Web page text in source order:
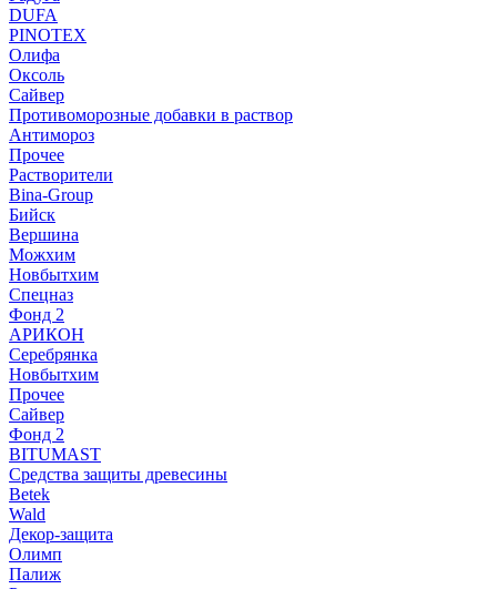
DUFA
PINOTEX
Олифа
Оксоль
Сайвер
Противоморозные добавки в раствор
Антимороз
Прочее
Растворители
Bina-Group
Бийск
Вершина
Можхим
Новбытхим
Спецназ
Фонд 2
АРИКОН
Серебрянка
Новбытхим
Прочее
Сайвер
Фонд 2
BITUMAST
Средства защиты древесины
Betek
Wald
Декор-защита
Олимп
Палиж